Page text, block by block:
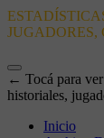
JUGADORES,
← Tocá para ver
historiales,
Inicio